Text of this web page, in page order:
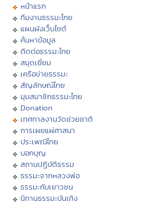
หน้าแรก
ทีมงานธรรมะไทย
แผนผังเว็บไซต์
ค้นหาข้อมูล
ติดต่อธรรมะไทย
สมุดเยี่ยม
เครือข่ายธรรมะ
สัญลักษณ์ไทย
มุมสมาชิกธรรมะไทย
Donation
เทศกาลงานวัดช่วยชาติ
การเผยแผ่ศาสนา
ประเพณีไทย
บอกบุญ
สถานปฏิบัติธรรม
ธรรมะจากหลวงพ่อ
ธรรมะกับเยาวชน
นิทานธรรมะบันเทิง